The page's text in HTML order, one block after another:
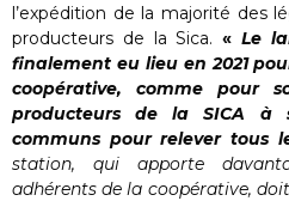
l’expédition de la majorité des
producteurs de la Sica.«Le
finalement eu lieu en 2021
coopérative, comme pour
producteurs de la SICA à
communs pour relever tous
station, qui apporte
adhérents de la coopérative,